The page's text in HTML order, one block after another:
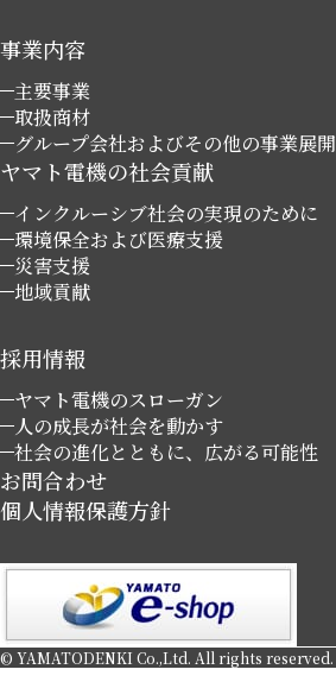
事業内容
主要事業
取扱商材
グループ会社およびその他の事業展開
ヤマト電機の社会貢献
インクルーシブ社会の実現のために
環境保全および医療支援
災害支援
地域貢献
採用情報
ヤマト電機のスローガン
人の成長が社会を動かす
社会の進化とともに、広がる可能性
お問合わせ
個人情報保護方針
© YAMATODENKI Co.,Ltd. All rights reserved.